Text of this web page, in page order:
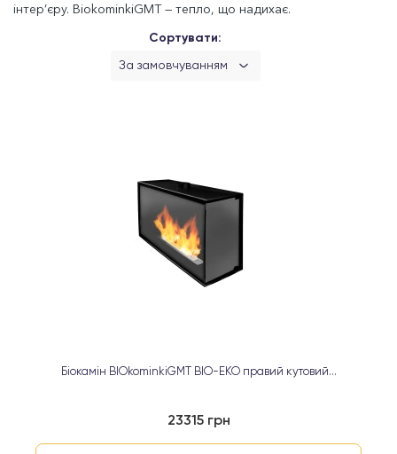
інтер’єру. BiokominkiGMT — тепло, що надихає.
Сортувати:
За замовчуванням
Біокамін BIOkominkiGMT BIO-EKO правий кутовий...
23315 грн